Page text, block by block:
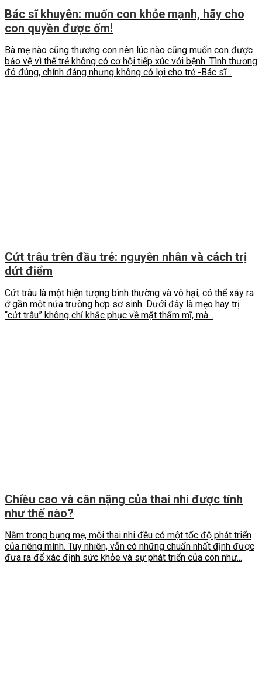
Bác sĩ khuyên: muốn con khỏe mạnh, hãy cho
con quyền được ốm!
Bà mẹ nào cũng thương con nên lúc nào cũng muốn con được
bảo vệ vì thế trẻ không có cơ hội tiếp xúc với bệnh. Tình thương
đó đúng, chính đáng nhưng không có lợi cho trẻ -Bác sĩ...
Cứt trâu trên đầu trẻ: nguyên nhân và cách trị
dứt điểm
Cứt trâu là một hiện tượng bình thường và vô hại, có thể xảy ra
ở gần một nửa trường hợp sơ sinh. Dưới đây là mẹo hay trị
“cứt trâu” không chỉ khắc phục về mặt thẩm mĩ, mà...
Chiều cao và cân nặng của thai nhi được tính
như thế nào?
Nằm trong bụng mẹ, mỗi thai nhi đều có một tốc độ phát triển
của riêng mình. Tuy nhiên, vẫn có những chuẩn nhất định được
đưa ra để xác định sức khỏe và sự phát triển của con như...